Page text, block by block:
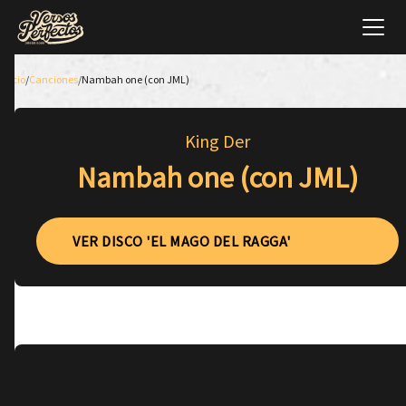
Inicio/Canciones/Nambah one (con JML)
King Der
Nambah one (con JML)
VER DISCO 'EL MAGO DEL RAGGA'